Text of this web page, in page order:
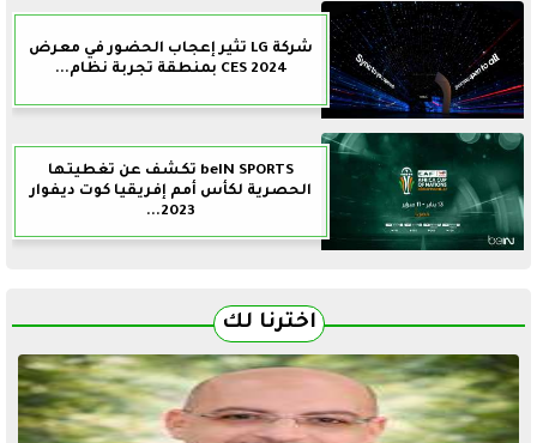
شركة LG تثير إعجاب الحضور في معرض
CES 2024 بمنطقة تجربة نظام...
beIN SPORTS تكشف عن تغطيتها
الحصرية لكأس أمم إفريقيا كوت ديفوار
2023...
اخترنا لك